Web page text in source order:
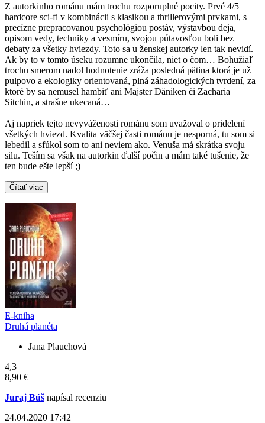
Z autorkinho románu mám trochu rozporuplné pocity. Prvé 4/5
hardcore sci-fi v kombinácii s klasikou a thrillerovými prvkami, s
precízne prepracovanou psychológiou postáv, výstavbou deja,
opisom vedy, techniky a vesmíru, svojou pútavosťou boli bez
debaty za všetky hviezdy. Toto sa u ženskej autorky len tak nevidí.
Ak by to v tomto úseku rozumne ukončila, niet o čom… Bohužiaľ
trochu smerom nadol hodnotenie zráža posledná pätina ktorá je už
pulpovo a ekologiky orientovaná, plná záhadologických tvrdení, za
ktoré by sa nemusel hambiť ani Majster Däniken či Zacharia
Sitchin, a strašne ukecaná…
Aj napriek tejto nevyváženosti románu som uvažoval o pridelení
všetkých hviezd. Kvalita väčšej časti románu je nesporná, tu som si
lebedil a sfúkol som to ani neviem ako. Venuša má skrátka svoju
silu. Teším sa však na autorkin ďalší počin a mám také tušenie, že
ten bude ešte lepší ;)
Čítať viac
E-kniha
Druhá planéta
Jana Plauchová
4,3
8,90 €
Juraj Búš napísal recenziu
24.04.2020 17:42